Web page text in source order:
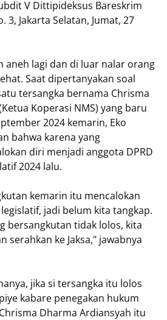
V Dittipideksus Bareskrim
3, Jakarta Selatan, Jumat, 27
aneh lagi dan di luar nalar orang
Saat dipertanyakan soal
tersangka bernama Chrisma
Koperasi NMS) yang baru
2024 kemarin, Eko
bahwa karena yang
diri menjadi anggota DPRD
2024 lalu.
kemarin itu mencalokan
jadi belum kita tangkap.
bersangkutan tidak lolos, kita
serahkan ke Jaksa," jawabnya
jika si tersangka itu lolos
kabare penegakan hukum
Dharma Ardiansyah itu